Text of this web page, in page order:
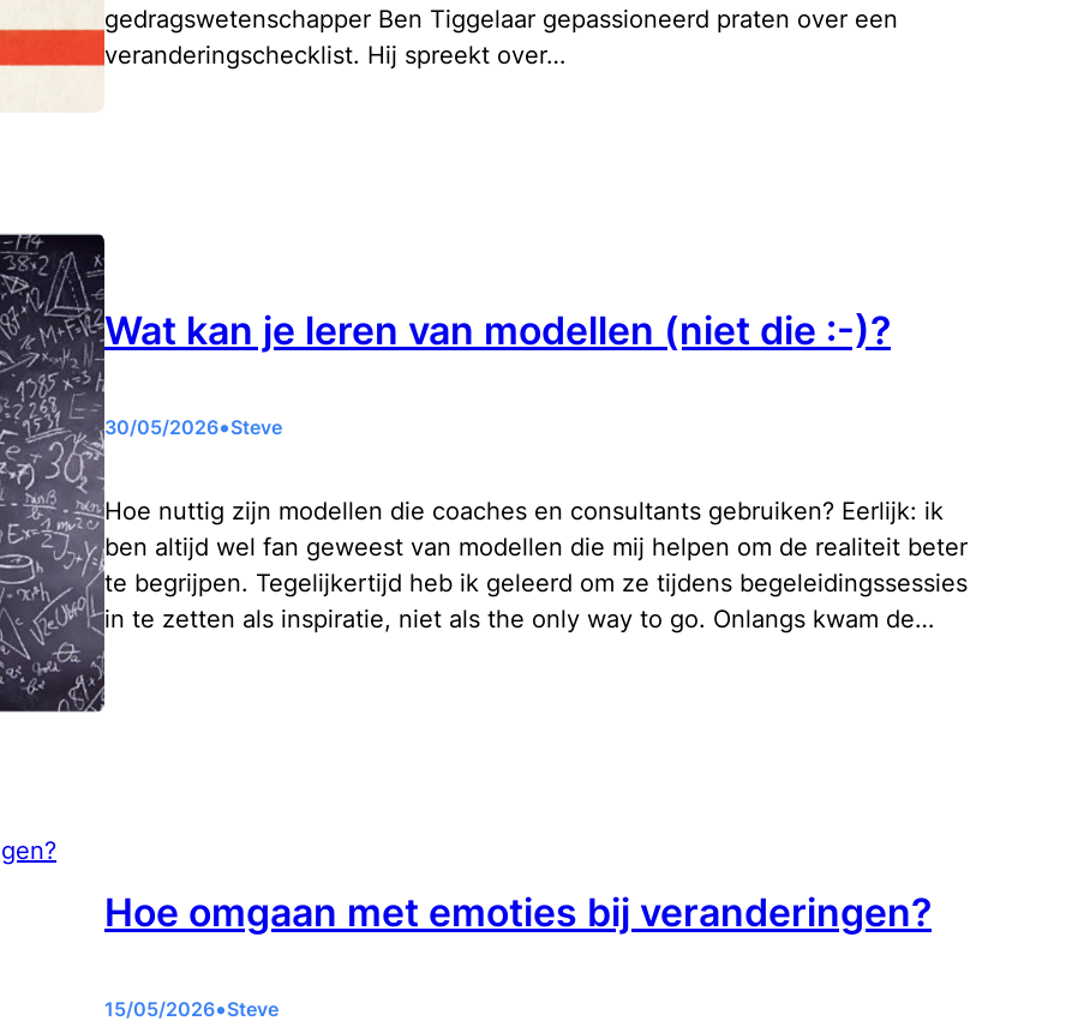
gedragswetenschapper Ben Tiggelaar gepassioneerd praten over een
veranderingschecklist. Hij spreekt over…
Wat kan je leren van modellen (niet die :-)?
30/05/2026•Steve
Hoe nuttig zijn modellen die coaches en consultants gebruiken? Eerlijk: ik
ben altijd wel fan geweest van modellen die mij helpen om de realiteit beter
te begrijpen. Tegelijkertijd heb ik geleerd om ze tijdens begeleidingssessies
in te zetten als inspiratie, niet als the only way to go. Onlangs kwam de…
Hoe omgaan met emoties bij veranderingen?
15/05/2026•Steve